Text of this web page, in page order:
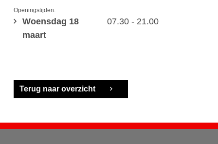
Openingstijden:
Woensdag 18
maart
07.30 - 21.00
Terug naar overzicht